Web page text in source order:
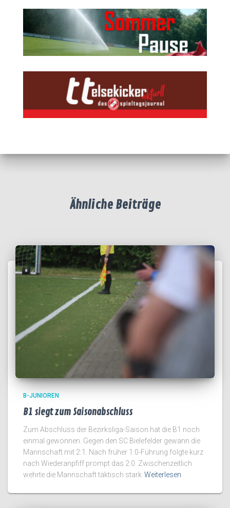
Ähnliche Beiträge
B-JUNIOREN
B1 siegt zum Saisonabschluss
Zum Abschluss der Bezirksliga-Saison hat die B1 noch
einmal gewonnen. Gegen den SC Bielefelder gewann die
Mannschaft mit 2:1. Nach früher 1:0-Führung folgte kurz
nach Wiederanpfiff prompt das 2:0. Zwischenzeitlich
wehrte die Mannschaft taktisch stark Weiterlesen